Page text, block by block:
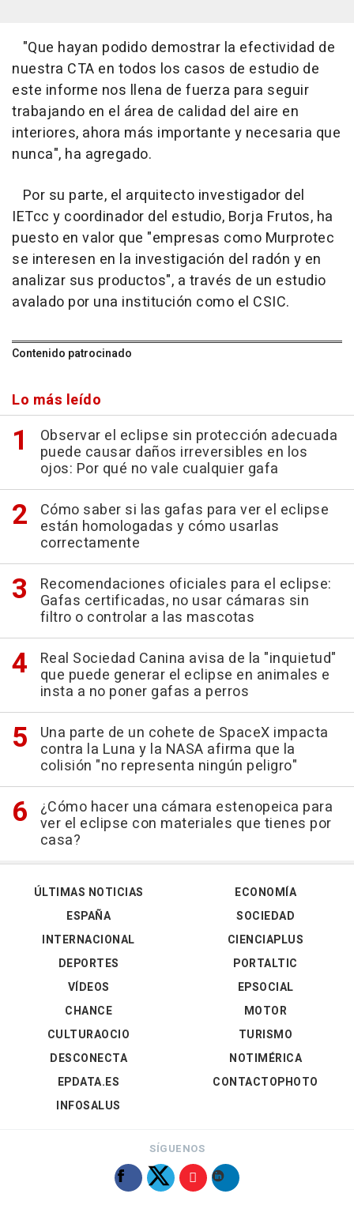
"Que hayan podido demostrar la efectividad de
nuestra CTA en todos los casos de estudio de
este informe nos llena de fuerza para seguir
trabajando en el área de calidad del aire en
interiores, ahora más importante y necesaria que
nunca", ha agregado.
Por su parte, el arquitecto investigador del
IETcc y coordinador del estudio, Borja Frutos, ha
puesto en valor que "empresas como Murprotec
se interesen en la investigación del radón y en
analizar sus productos", a través de un estudio
avalado por una institución como el CSIC.
Contenido patrocinado
Lo más leído
Observar el eclipse sin protección adecuada
puede causar daños irreversibles en los
ojos: Por qué no vale cualquier gafa
Cómo saber si las gafas para ver el eclipse
están homologadas y cómo usarlas
correctamente
Recomendaciones oficiales para el eclipse:
Gafas certificadas, no usar cámaras sin
filtro o controlar a las mascotas
Real Sociedad Canina avisa de la "inquietud"
que puede generar el eclipse en animales e
insta a no poner gafas a perros
Una parte de un cohete de SpaceX impacta
contra la Luna y la NASA afirma que la
colisión "no representa ningún peligro"
¿Cómo hacer una cámara estenopeica para
ver el eclipse con materiales que tienes por
casa?
ÚLTIMAS NOTICIAS
ESPAÑA
INTERNACIONAL
DEPORTES
VÍDEOS
ECONOMÍA
SOCIEDAD
CIENCIAPLUS
PORTALTIC
EPSOCIAL
CHANCE
CULTURAOCIO
DESCONECTA
EPDATA.ES
INFOSALUS
MOTOR
TURISMO
NOTIMÉRICA
CONTACTOPHOTO
SÍGUENOS